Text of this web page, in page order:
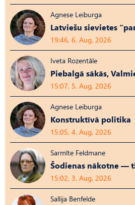
Agnese Leiburga
Latviešu sievietes
19:46, 6. Aug, 2026
Iveta Rozentāle
Piebalgā sākās,
15:07, 5. Aug, 2026
Agnese Leiburga
Konstruktīvā politika
15:05, 4. Aug, 2026
Sarmīte Feldmane
Šodienas nākotne —
15:02, 3. Aug, 2026
Sallija Benfelde